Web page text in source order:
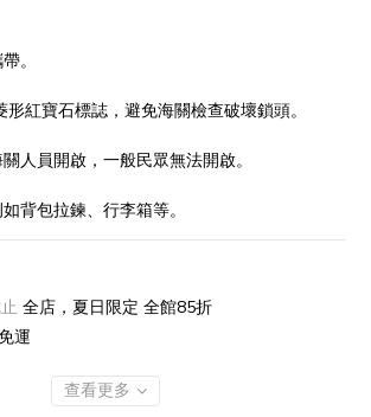
。
紅寶石標誌，避免海關檢查破壞鎖頭。
人員開啟，一般民眾無法開啟。
背包拉鍊、行李箱等。
全店，夏日限定 全館85折
運
查看更多